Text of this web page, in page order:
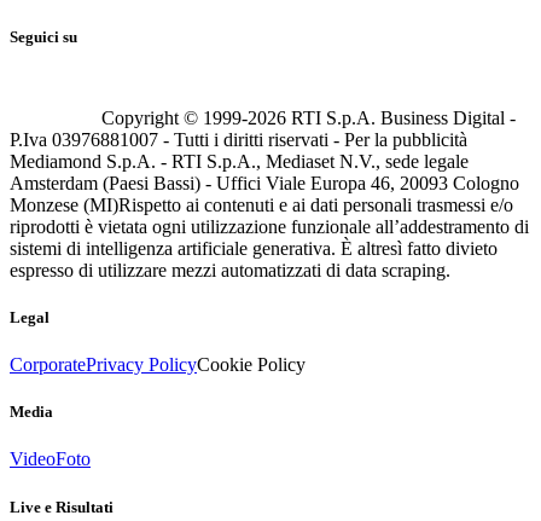
Seguici su
Copyright © 1999-2026 RTI S.p.A. Business Digital -
P.Iva 03976881007 - Tutti i diritti riservati - Per la pubblicità
Mediamond S.p.A. - RTI S.p.A., Mediaset N.V., sede legale
Amsterdam (Paesi Bassi) - Uffici Viale Europa 46, 20093 Cologno
Monzese (MI)Rispetto ai contenuti e ai dati personali trasmessi e/o
riprodotti è vietata ogni utilizzazione funzionale all’addestramento di
sistemi di intelligenza artificiale generativa. È altresì fatto divieto
espresso di utilizzare mezzi automatizzati di data scraping.
Legal
CorporatePrivacy PolicyCookie Policy
Media
VideoFoto
Live e Risultati